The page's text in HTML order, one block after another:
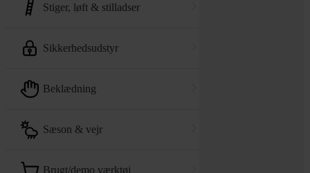
stiger, løft & stilladser
sikkerhedsudstyr
beklædning
sæson & vejr
brugt/demo værktøj